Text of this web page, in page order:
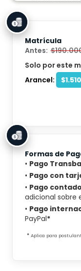
Matrícula
Antes:
Solo por este
Arancel:
Formas de
• Pago
• Pago con
• Pago
adicional sobre
• Pago
PayPal*
* Aplica para